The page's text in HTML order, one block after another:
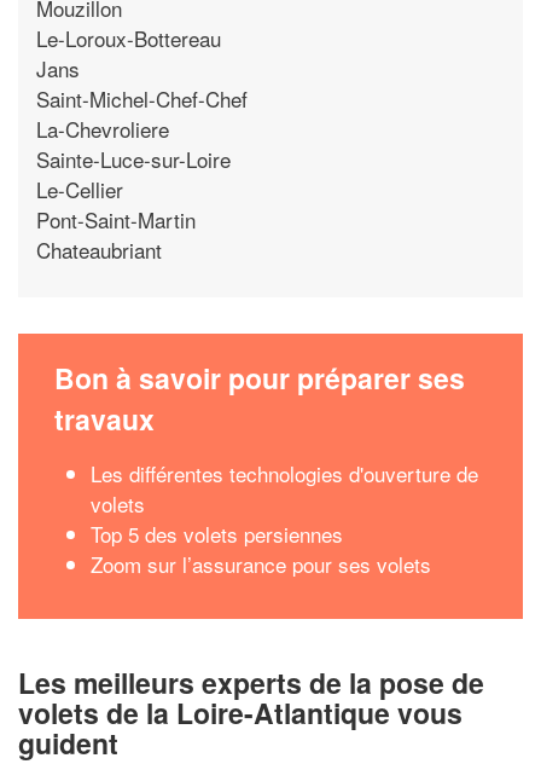
Mouzillon
Le-Loroux-Bottereau
Jans
Saint-Michel-Chef-Chef
La-Chevroliere
Sainte-Luce-sur-Loire
Le-Cellier
Pont-Saint-Martin
Chateaubriant
Bon à savoir pour préparer ses
travaux
Les différentes technologies d'ouverture de
volets
Top 5 des volets persiennes
Zoom sur l’assurance pour ses volets
Les meilleurs experts de la pose de
volets de la Loire-Atlantique vous
guident